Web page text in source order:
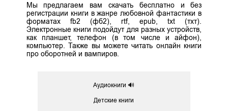
Мы предлагаем вам скачать бесплатно и без
регистрации книги в жанре любовной фантастики в
форматах fb2 (фб2), rtf, epub, txt (тхт).
Электронные книги подойдут для разных устройств,
как планшет, телефон (в том числе и айфон),
компьютер. Также вы можете читать онлайн книги
про оборотней и вампиров.
Аудиокниги 🔊
Детские книги